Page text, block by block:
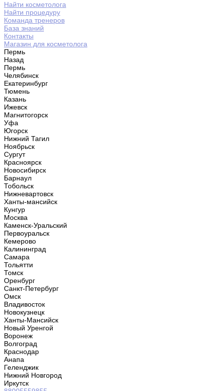
Найти косметолога
Найти процедуру
Команда тренеров
База знаний
Контакты
Магазин для косметолога
Пермь
Назад
Пермь
Челябинск
Екатеринбург
Тюмень
Казань
Ижевск
Магнитогорск
Уфа
Югорск
Нижний Тагил
Ноябрьск
Сургут
Красноярск
Новосибирск
Барнаул
Тобольск
Нижневартовск
Ханты-мансийск
Кунгур
Москва
Каменск-Уральский
Первоуральск
Кемерово
Калининград
Самара
Тольятти
Томск
Оренбург
Санкт-Петербург
Омск
Владивосток
Новокузнецк
Ханты-Мансийск
Новый Уренгой
Воронеж
Волгоград
Краснодар
Анапа
Геленджик
Нижний Новгород
Иркутск